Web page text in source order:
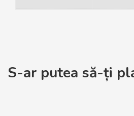
S-ar putea să-ți